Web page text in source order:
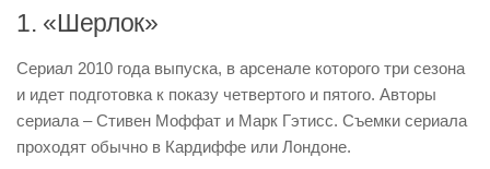
1. «Шерлок»
Сериал 2010 года выпуска, в арсенале которого три сезона
и идет подготовка к показу четвертого и пятого. Авторы
сериала – Стивен Моффат и Марк Гэтисс. Съемки сериала
проходят обычно в Кардиффе или Лондоне.